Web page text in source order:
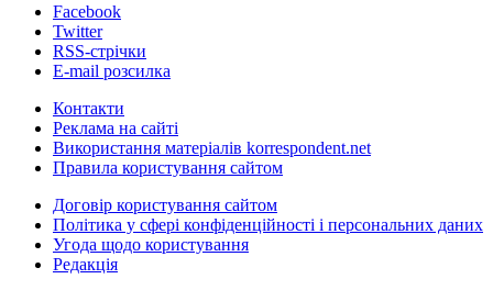
Facebook
Twitter
RSS-стрічки
E-mail розсилка
Контакти
Реклама на сайті
Використання матеріалів korrespondent.net
Правила користування сайтом
Договір користування сайтом
Політика у сфері конфіденційності і персональних даних
Угода щодо користування
Редакція